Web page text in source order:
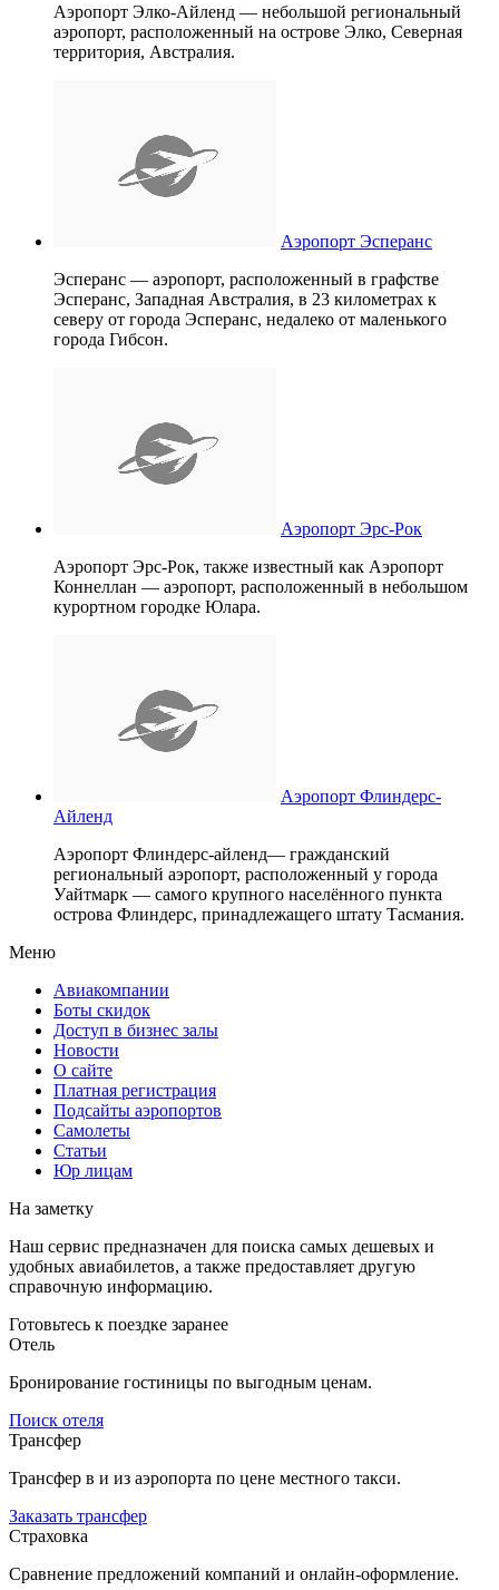
Аэропорт Элко-Айленд — небольшой региональный
аэропорт, расположенный на острове Элко, Северная
территория, Австралия.
Аэропорт Эсперанс
Эсперанс — аэропорт, расположенный в графстве
Эсперанс, Западная Австралия, в 23 километрах к
северу от города Эсперанс, недалеко от маленького
города Гибсон.
Аэропорт Эрс-Рок
Аэропорт Эрс-Рок, также известный как Аэропорт
Коннеллан — аэропорт, расположенный в небольшом
курортном городке Юлара.
Аэропорт Флиндерс-
Айленд
Аэропорт Флиндерс-айленд— гражданский
региональный аэропорт, расположенный у города
Уайтмарк — самого крупного населённого пункта
острова Флиндерс, принадлежащего штату Тасмания.
Меню
Авиакомпании
Боты скидок
Доступ в бизнес залы
Новости
О сайте
Платная регистрация
Подсайты аэропортов
Самолеты
Статьи
Юр лицам
На заметку
Наш сервис предназначен для поиска самых дешевых и
удобных авиабилетов, а также предоставляет другую
справочную информацию.
Готовьтесь к поездке заранее
Отель
Бронирование гостиницы по выгодным ценам.
Поиск отеля
Трансфер
Трансфер в и из аэропорта по цене местного такси.
Заказать трансфер
Страховка
Сравнение предложений компаний и онлайн-оформление.